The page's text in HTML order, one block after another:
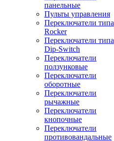
панельные
Пульты управления
Переключатели типа
Rocker
Переключатели типа
Dip-Switch
Переключатели
ползунковые
Переключатели
оборотные
Переключатели
рычажные
Переключатели
кнопочные
Переключатели
противовандальные